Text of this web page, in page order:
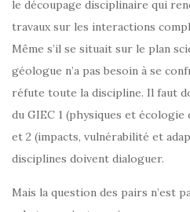
le découpage disciplinaire qui
travaux sur les interactions
Même s’il se situait sur le plan
géologue n’a pas besoin à se
réfute toute la discipline. Il faut
du GIEC 1 (physiques et
et 2 (impacts, vulnérabilité et
disciplines doivent dialoguer.
Mais la question des pairs n’est